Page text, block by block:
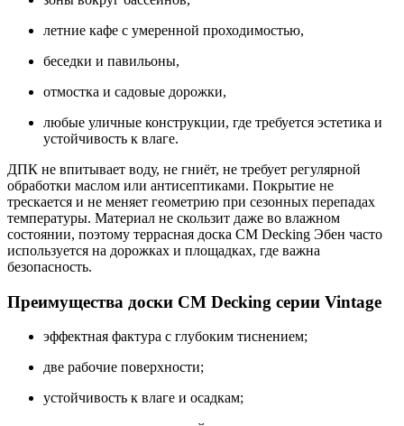
летние кафе с умеренной проходимостью,
беседки и павильоны,
отмостка и садовые дорожки,
любые уличные конструкции, где требуется эстетика и
устойчивость к влаге.
ДПК не впитывает воду, не гниёт, не требует регулярной
обработки маслом или антисептиками. Покрытие не
трескается и не меняет геометрию при сезонных перепадах
температуры. Материал не скользит даже во влажном
состоянии, поэтому террасная доска CM Decking Эбен часто
используется на дорожках и площадках, где важна
безопасность.
Преимущества доски CM Decking серии Vintage
эффектная фактура с глубоким тиснением;
две рабочие поверхности;
устойчивость к влаге и осадкам;